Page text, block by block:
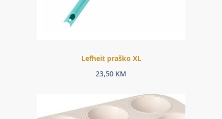
Lefheit praško XL
23,50 KM